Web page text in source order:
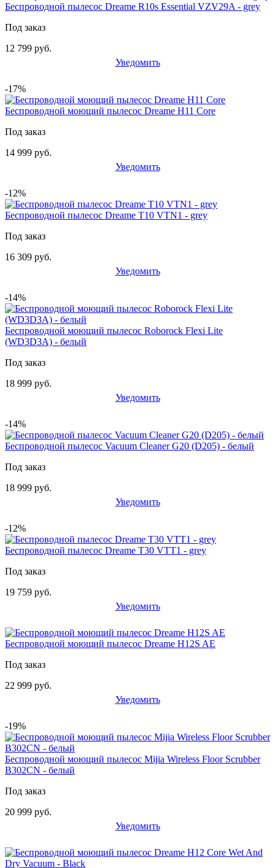
Беспроводной пылесос Dreame R10s Essential VZV29A - grey
Под заказ
12 799 руб.
Уведомить
-17%
Беспроводной моющий пылесос Dreame H11 Core
Под заказ
14 999 руб.
Уведомить
-12%
Беспроводной пылесос Dreame T10 VTN1 - grey
Под заказ
16 309 руб.
Уведомить
-14%
Беспроводной моющий пылесос Roborock Flexi Lite
(WD3D3A) - белый
Под заказ
18 999 руб.
Уведомить
-14%
Беспроводной пылесос Vacuum Cleaner G20 (D205) - белый
Под заказ
18 999 руб.
Уведомить
-12%
Беспроводной пылесос Dreame T30 VTT1 - grey
Под заказ
19 759 руб.
Уведомить
Беспроводной моющий пылесос Dreame H12S AE
Под заказ
22 999 руб.
Уведомить
-19%
Беспроводной моющий пылесос Mijia Wireless Floor Scrubber
B302CN - белый
Под заказ
20 999 руб.
Уведомить